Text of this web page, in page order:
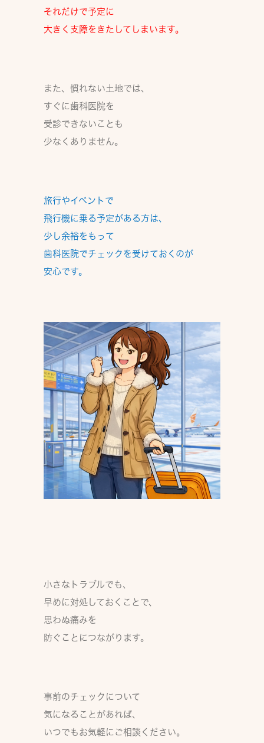
それだけで予定に
大きく支障をきたしてしまいます。
また、慣れない土地では、
すぐに歯科医院を
受診できないことも
少なくありません。
旅行やイベントで
飛行機に乗る予定がある方は、
少し余裕をもって
歯科医院でチェック を受けておくのが
安心です。
小さなトラブルでも、
早めに対処しておくことで、
思わぬ痛みを
防ぐことにつながります。
事前のチェックについて
気になることがあれば、
いつでもお気軽にご相談ください。